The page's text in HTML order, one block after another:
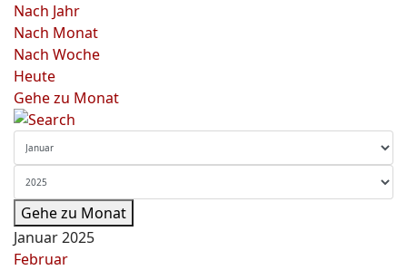
Nach Jahr
Nach Monat
Nach Woche
Heute
Gehe zu Monat
Gehe zu Monat
Januar 2025
Februar